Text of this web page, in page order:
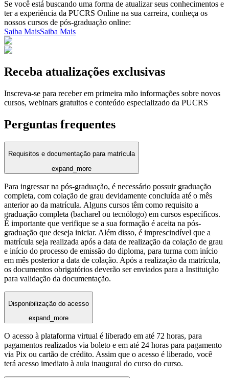
Se você está buscando uma forma de atualizar seus conhecimentos e
ter a experiência da PUCRS Online na sua carreira, conheça os
nossos cursos de pós-graduação online:
Saiba MaisSaiba Mais
Receba atualizações exclusivas
Inscreva-se para receber em primeira mão informações sobre novos
cursos, webinars gratuitos e conteúdo especializado da PUCRS
Perguntas frequentes
Requisitos e documentação para matrícula
expand_more
Para ingressar na pós-graduação, é necessário possuir graduação
completa, com colação de grau devidamente concluída até o mês
anterior ao da matrícula. Alguns cursos têm como requisito a
graduação completa (bacharel ou tecnólogo) em cursos específicos.
É importante que verifique se a sua formação é aceita na pós-
graduação que deseja iniciar. Além disso, é imprescindível que a
matrícula seja realizada após a data de realização da colação de grau
e início do processo de emissão do diploma, para turma com início
em mês posterior a data de colação. Após a realização da matrícula,
os documentos obrigatórios deverão ser enviados para a Instituição
para validação da documentação.
Disponibilização do acesso
expand_more
O acesso à plataforma virtual é liberado em até 72 horas, para
pagamentos realizados via boleto e em até 24 horas para pagamento
via Pix ou cartão de crédito. Assim que o acesso é liberado, você
terá acesso imediato à aula inaugural do curso do curso.